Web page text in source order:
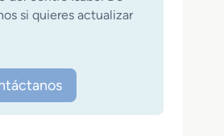
si quieres actualizar